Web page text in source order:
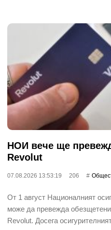
НОИ вече ще
Revolut
07.08.2026 13:53:19 206
От 1 август Националният
може да превежда
Revolut. Досега